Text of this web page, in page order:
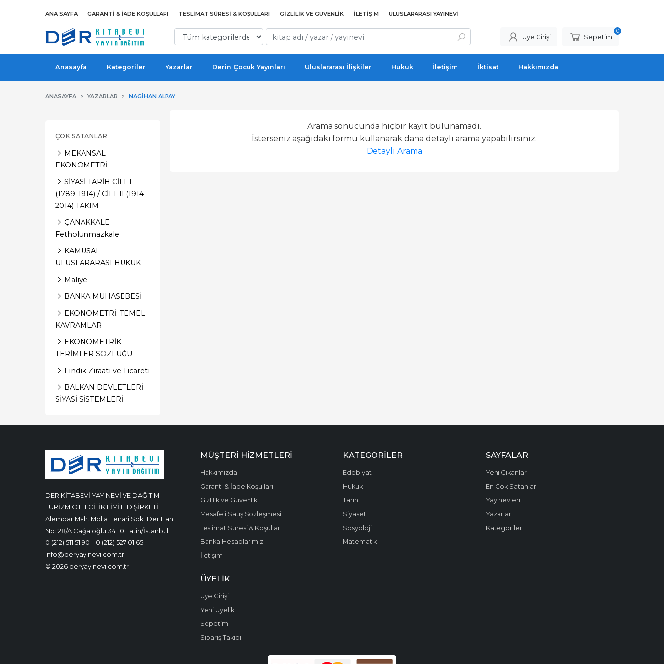
ANA SAYFA GARANTI & İADE KOŞULLARI TESLIMAT SÜRESI & KOŞULLARI GIZLILIK VE GÜVENLIK İLETIŞIM ULUSLARARASI YAYINEVI
Üye Girişi Sepetim
0
Anasayfa Kategoriler Yazarlar Derin Çocuk Yayınları Uluslararası İlişkiler Hukuk İletişim İktisat Hakkımızda
ANASAYFA YAZARLAR NAGIHAN ALPAY
ÇOK SATANLAR
MEKANSAL
EKONOMETRİ
SİYASİ TARİH CİLT I
(1789-1914) / CİLT II (1914-
2014) TAKIM
ÇANAKKALE
Fetholunmazkale
KAMUSAL
ULUSLARARASI HUKUK
Maliye
BANKA MUHASEBESİ
EKONOMETRİ: TEMEL
KAVRAMLAR
EKONOMETRİK
TERİMLER SÖZLÜĞÜ
Fındık Ziraatı ve Ticareti
BALKAN DEVLETLERİ
SİYASİ SİSTEMLERİ
Arama sonucunda hiçbir kayıt bulunamadı.
İsterseniz aşağıdaki formu kullanarak daha detaylı arama yapabilirsiniz.
Detaylı Arama
DER KİTABEVİ YAYINEVİ VE DAĞITIM
TURİZM OTELCİLİK LİMİTED ŞİRKETİ
Alemdar Mah. Molla Fenari Sok. Der Han
No: 28/A Cağaloğlu 34110 Fatih/İstanbul
0 (212) 511 51 90
0 (212) 527 01 65
info@deryayinevi.com.tr
© 2026 deryayinevi.com.tr
MÜŞTERI HIZMETLERI
Hakkımızda
Garanti & İade Koşulları
Gizlilik ve Güvenlik
Mesafeli Satış Sözleşmesi
Teslimat Süresi & Koşulları
Banka Hesaplarımız
İletişim
KATEGORILER
Edebiyat
Hukuk
Tarih
Siyaset
Sosyoloji
Matematik
SAYFALAR
Yeni Çıkanlar
En Çok Satanlar
Yayınevleri
Yazarlar
Kategoriler
ÜYELIK
Üye Girişi
Yeni Üyelik
Sepetim
Sipariş Takibi